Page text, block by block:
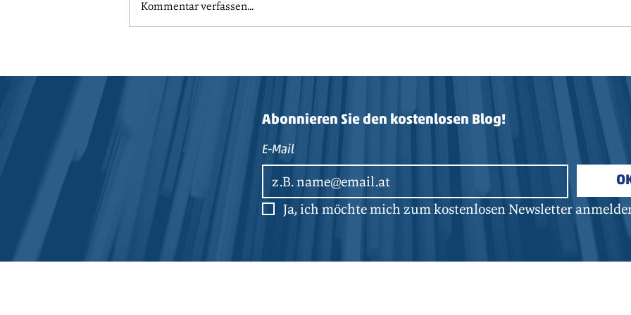
Kommentar verfassen...
Abonnieren Sie den kostenlosen Blog!
E-Mail
Ja, ich möchte mich zum kostenlosen Newsletter